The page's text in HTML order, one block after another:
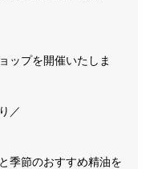
ップを開催いたしま
／
季節のおすすめ精油を